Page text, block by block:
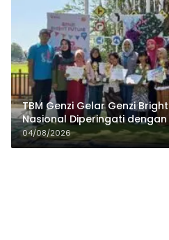
TBM Genzi Gelar Genzi
Nasional Diperingati dengan
Tembang Dolanan
04/08/2026